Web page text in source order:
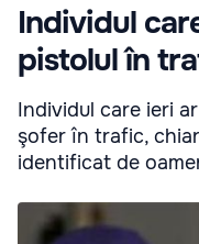
Individul
pistolul în
Individul care ieri
şofer în trafic,
identificat de